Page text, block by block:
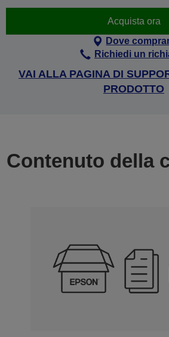
Acquista ora
Dove
Richiedi un
VAI ALLA PAGINA DI
PRODOTTO
Contenuto della